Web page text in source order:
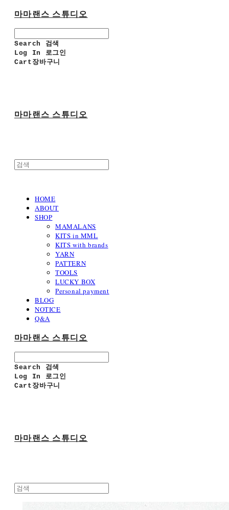
마마랜스 스튜디오
Search
검색
Log In
로그인
Cart 장바구니
마마랜스 스튜디오
HOME
ABOUT
SHOP
MAMALANS
KITS in MML
KITS with brands
YARN
PATTERN
TOOLS
LUCKY BOX
Personal payment
BLOG
NOTICE
Q&A
마마랜스 스튜디오
Search
검색
Log In
로그인
Cart 장바구니
마마랜스 스튜디오